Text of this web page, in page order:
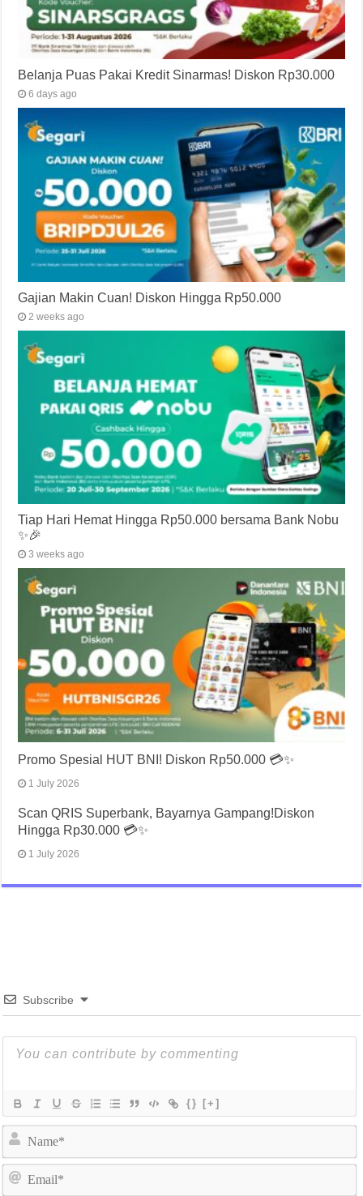
Belanja Puas Pakai Kredit Sinarmas! Diskon Rp30.000
6 days ago
Gajian Makin Cuan! Diskon Hingga Rp50.000
2 weeks ago
Tiap Hari Hemat Hingga Rp50.000 bersama Bank Nobu
✨🎉
3 weeks ago
Promo Spesial HUT BNI! Diskon Rp50.000 💳✨
1 July 2026
Scan QRIS Superbank, Bayarnya Gampang!Diskon
Hingga Rp30.000 💳✨
1 July 2026
Subscribe
{} [+]